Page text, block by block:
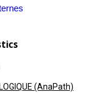
(AnaPath)